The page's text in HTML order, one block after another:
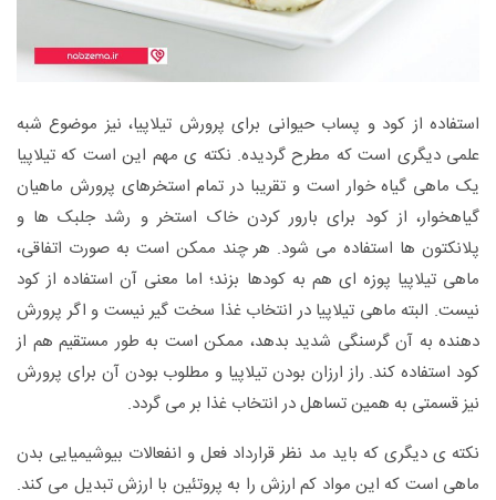
استفاده از کود و پساب حیوانی برای پرورش تیلاپیا، نیز موضوع شبه
علمی دیگری است که مطرح گردیده. نکته ی مهم این است که تیلاپیا
یک ماهی گیاه خوار است و تقریبا در تمام استخرهای پرورش ماهیان
گیاهخوار، از کود برای بارور کردن خاک استخر و رشد جلبک ها و
پلانکتون ها استفاده می شود. هر چند ممکن است به صورت اتفاقی،
ماهی تیلاپیا پوزه ای هم به کودها بزند؛ اما معنی آن استفاده از کود
نیست. البته ماهی تیلاپیا در انتخاب غذا سخت گیر نیست و اگر پرورش
دهنده به آن گرسنگی شدید بدهد، ممکن است به طور مستقیم هم از
کود استفاده کند. راز ارزان بودن تیلاپیا و مطلوب بودن آن برای پرورش
نیز قسمتی به همین تساهل در انتخاب غذا بر می گردد.
نکته ی دیگری که باید مد نظر قرارداد فعل و انفعالات بیوشیمیایی بدن
ماهی است که این مواد کم ارزش را به پروتئین با ارزش تبدیل می کند.